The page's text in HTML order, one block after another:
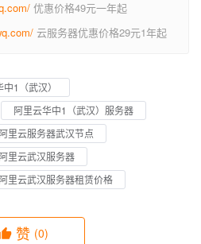
优惠价格49元一年起
云服务器优惠价格29元1年起
1（武汉）
阿里云华中1（武汉）服务器
阿里云服务器武汉节点
阿里云武汉服务器
阿里云武汉服务器租赁价格
赞 (0)